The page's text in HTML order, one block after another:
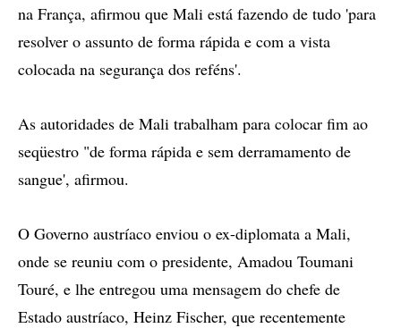
na França, afirmou que Mali está fazendo de tudo 'para
resolver o assunto de forma rápida e com a vista
colocada na segurança dos reféns'.
As autoridades de Mali trabalham para colocar fim ao
seqüestro "de forma rápida e sem derramamento de
sangue', afirmou.
O Governo austríaco enviou o ex-diplomata a Mali,
onde se reuniu com o presidente, Amadou Toumani
Touré, e lhe entregou uma mensagem do chefe de
Estado austríaco, Heinz Fischer, que recentemente